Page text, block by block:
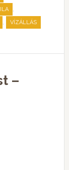
,
, VÍZÁLLÁS
–